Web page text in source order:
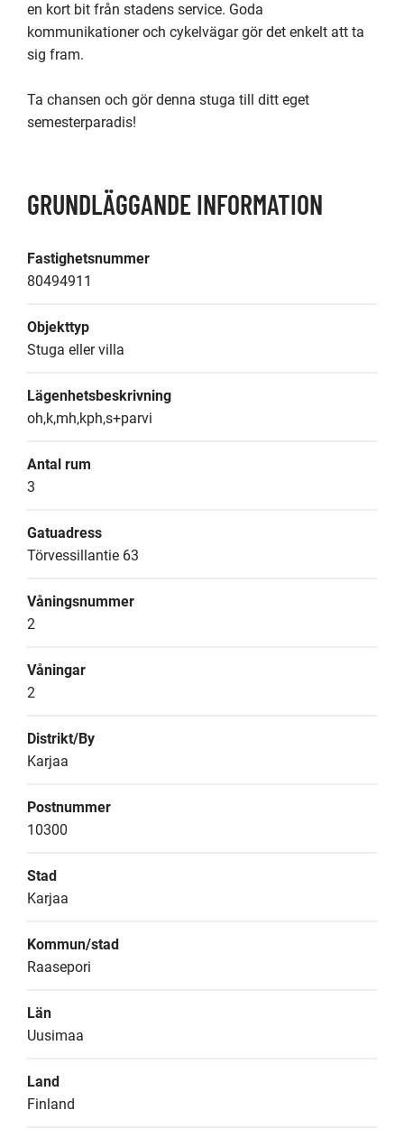
en kort bit från stadens service. Goda
kommunikationer och cykelvägar gör det enkelt att ta
sig fram.
Ta chansen och gör denna stuga till ditt eget
semesterparadis!
GRUNDLÄGGANDE INFORMATION
Fastighetsnummer
80494911
Objekttyp
Stuga eller villa
Lägenhetsbeskrivning
oh,k,mh,kph,s+parvi
Antal rum
3
Gatuadress
Törvessillantie 63
Våningsnummer
2
Våningar
2
Distrikt/By
Karjaa
Postnummer
10300
Stad
Karjaa
Kommun/stad
Raasepori
Län
Uusimaa
Land
Finland